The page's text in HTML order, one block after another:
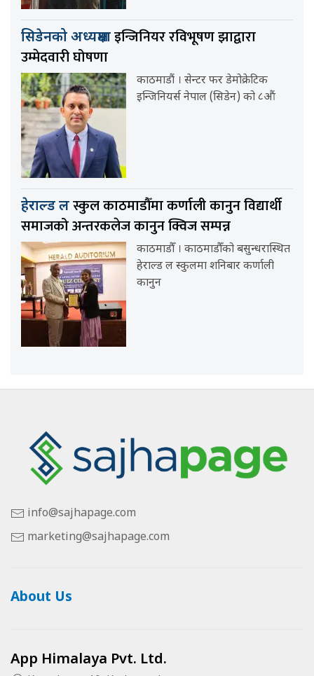
सिडेनको अध्यक्षमाइन्जिनियर रविभूषण झाद्वारा
उम्मेदवारी घोषणा
काठमाडौं । सेन्टर फर डेमोक्रेटिक
इन्जिनियर्स नेपाल (सिडेन) को ८औं
हेराल्ड लस्कुल काठमाडौँमा कर्णाली कानुन विद्यार्थी
समाजको अन्तरकलेज कानुन क्विज सम्पन्न
काठमाडौँ । काठमाडौँको बसुन्धरास्थित
हेराल्ड ल स्कुलमा शनिबार कर्णाली
कानुन
info@sajhapage.com
marketing@sajhapage.com
About Us
App Himalaya Pvt. Ltd.